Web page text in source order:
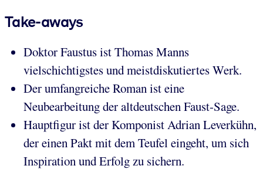
Take-aways
Doktor Faustus ist Thomas Manns
vielschichtigstes und meistdiskutiertes Werk.
Der umfangreiche Roman ist eine
Neubearbeitung der altdeutschen Faust-Sage.
Hauptfigur ist der Komponist Adrian Leverkühn,
der einen Pakt mit dem Teufel eingeht, um sich
Inspiration und Erfolg zu sichern.